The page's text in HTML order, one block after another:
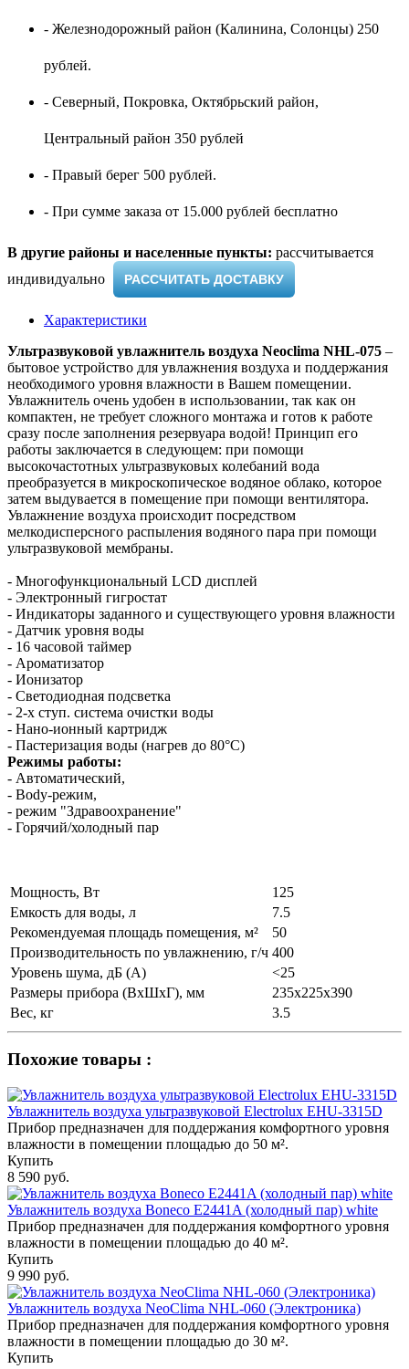
- Железнодорожный район (Калинина, Солонцы) 250
рублей.
- Северный, Покровка, Октябрьский район,
Центральный район 350 рублей
- Правый берег 500 рублей.
- При сумме заказа от 15.000 рублей бесплатно
В другие районы и населенные пункты: рассчитывается
индивидуально ​
РАССЧИТАТЬ ДОСТАВКУ
Характеристики
Ультразвуковой увлажнитель воздуха Neoclima NHL-075 –
бытовое устройство для увлажнения воздуха и поддержания
необходимого уровня влажности в Вашем помещении.
Увлажнитель очень удобен в использовании, так как он
компактен, не требует сложного монтажа и готов к работе
сразу после заполнения резервуара водой! Принцип его
работы заключается в следующем: при помощи
высокочастотных ультразвуковых колебаний вода
преобразуется в микроскопическое водяное облако, которое
затем выдувается в помещение при помощи вентилятора.
Увлажнение воздуха происходит посредством
мелкодисперсного распыления водяного пара при помощи
ультразвуковой мембраны.
- Многофункциональный LCD дисплей
- Электронный гигростат
- Индикаторы заданного и существующего уровня влажности
- Датчик уровня воды
- 16 часовой таймер
- Ароматизатор
- Ионизатор
- Светодиодная подсветка
- 2-х ступ. система очистки воды
- Нано-ионный картридж
- Пастеризация воды (нагрев до 80°С)
Режимы работы:
- Автоматический,
- Body-режим,
- режим "Здравоохранение"
- Горячий/холодный пар
Мощность, Вт
125
Емкость для воды, л
7.5
Рекомендуемая площадь помещения, м²
50
Производительность по увлажнению, г/ч 400
Уровень шума, дБ (А)
<25
Размеры прибора (ВхШхГ), мм
235х225х390
Вес, кг
3.5
Похожие товары :
Увлажнитель воздуха ультразвуковой Electrolux EHU-3315D
Прибор предназначен для поддержания комфортного уровня
влажности в помещении площадью до 50 м².
Купить
8 590 руб.
Увлажнитель воздуха Boneco E2441A (холодный пар) white
Прибор предназначен для поддержания комфортного уровня
влажности в помещении площадью до 40 м².
Купить
9 990 руб.
Увлажнитель воздуха NeoClima NHL-060 (Электроника)
Прибор предназначен для поддержания комфортного уровня
влажности в помещении площадью до 30 м².
Купить